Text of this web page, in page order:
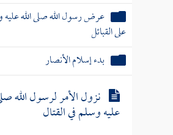
عرض رسول الله صلى الله
على القبائل
بدء إسلام الأنصار
نزول الأمر لرسول الله
عليه وسلم في القتال